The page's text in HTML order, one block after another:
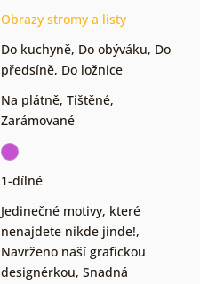
Obrazy stromy a listy
Do kuchyně, Do obýváku, Do
předsíně, Do ložnice
Na plátně, Tištěné,
Zarámované
1-dílné
Jedinečné motivy, které
nenajdete nikde jinde!,
Navrženo naší grafickou
designérkou, Snadná